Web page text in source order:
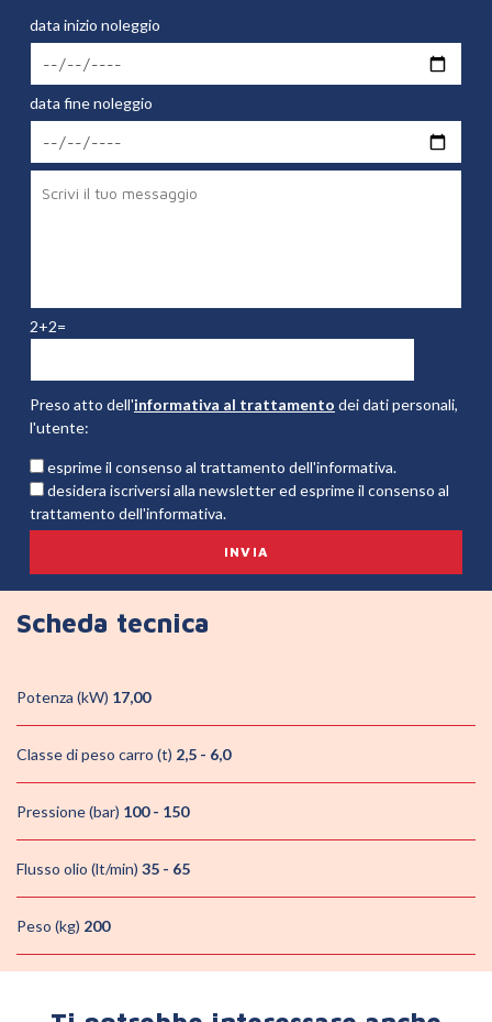
Scheda tecnica
Potenza (kW) 17,00
Classe di peso carro (t) 2,5 - 6,0
Pressione (bar) 100 - 150
Flusso olio (lt/min) 35 - 65
Peso (kg) 200
data inizio noleggio
data fine noleggio
2+2=
Preso atto dell'informativa al trattamento dei dati personali,
l'utente:
esprime il consenso al trattamento dell'informativa.
desidera iscriversi alla newsletter ed esprime il consenso al
trattamento dell'informativa.